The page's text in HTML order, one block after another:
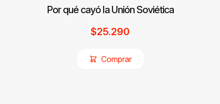
Por qué cayó la Unión Soviética
$25.290
Comprar